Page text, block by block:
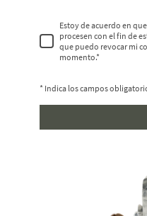
Estoy de acuerdo en
procesen con el fin de
que puedo revocar mi
momento.*
* Indica los campos